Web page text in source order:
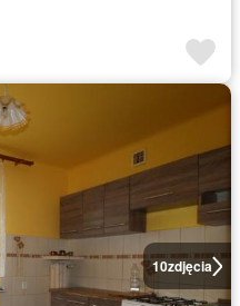
10zdjęcia